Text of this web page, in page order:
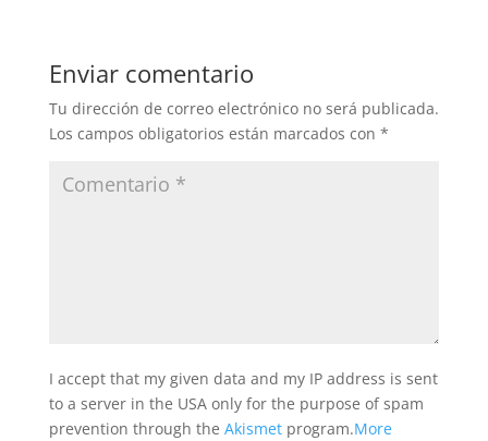
Enviar comentario
Tu dirección de correo electrónico no será publicada.
Los campos obligatorios están marcados con *
I accept that my given data and my IP address is sent
to a server in the USA only for the purpose of spam
prevention through the Akismetprogram.More